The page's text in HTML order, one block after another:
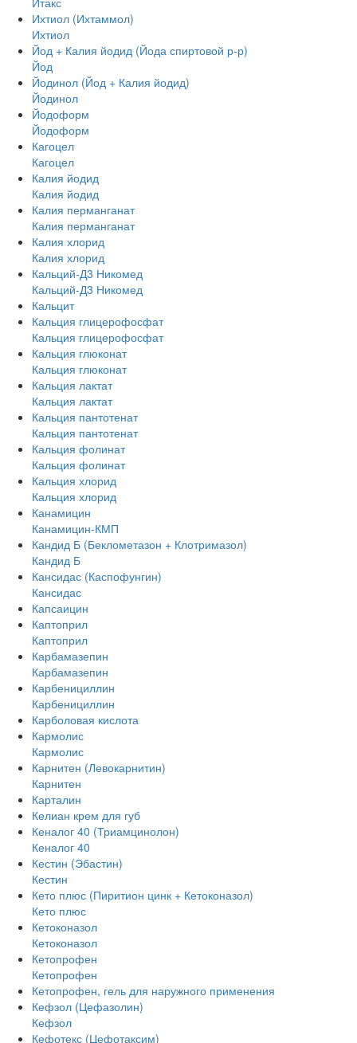
Ихтиол (Ихтаммол)
Ихтиол
Йод + Калия йодид (Йода спиртовой р-р)
Йод
Йодинол (Йод + Калия йодид)
Йодинол
Йодоформ
Йодоформ
Кагоцел
Кагоцел
Калия йодид
Калия йодид
Калия перманганат
Калия перманганат
Калия хлорид
Калия хлорид
Кальций-Д3 Никомед
Кальций-Д3 Никомед
Кальцит
Кальция глицерофосфат
Кальция глицерофосфат
Кальция глюконат
Кальция глюконат
Кальция лактат
Кальция лактат
Кальция пантотенат
Кальция пантотенат
Кальция фолинат
Кальция фолинат
Кальция хлорид
Кальция хлорид
Канамицин
Канамицин-КМП
Кандид Б (Беклометазон + Клотримазол)
Кандид Б
Кансидас (Каспофунгин)
Кансидас
Капсаицин
Каптоприл
Каптоприл
Карбамазепин
Карбамазепин
Карбенициллин
Карбенициллин
Карболовая кислота
Кармолис
Кармолис
Карнитен (Левокарнитин)
Карнитен
Карталин
Келиан крем для губ
Кеналог 40 (Триамцинолон)
Кеналог 40
Кестин (Эбастин)
Кестин
Кето плюс (Пиритион цинк + Кетоконазол)
Кето плюс
Кетоконазол
Кетоконазол
Кетопрофен
Кетопрофен
Кетопрофен, гель для наружного применения
Кефзол (Цефазолин)
Кефзол
Кефотекс (Цефотаксим)